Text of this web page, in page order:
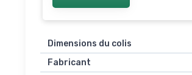
Dimensions du colis
Fabricant